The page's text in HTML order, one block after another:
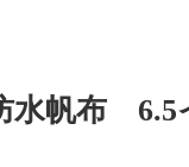
水帆布